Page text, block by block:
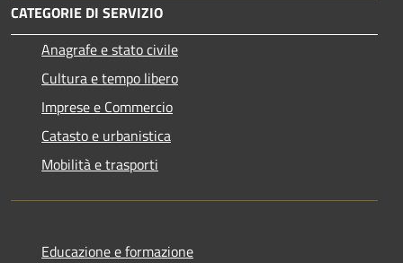
CATEGORIE DI SERVIZIO
Anagrafe e stato civile
Cultura e tempo libero
Imprese e Commercio
Catasto e urbanistica
Mobilità e trasporti
Educazione e formazione